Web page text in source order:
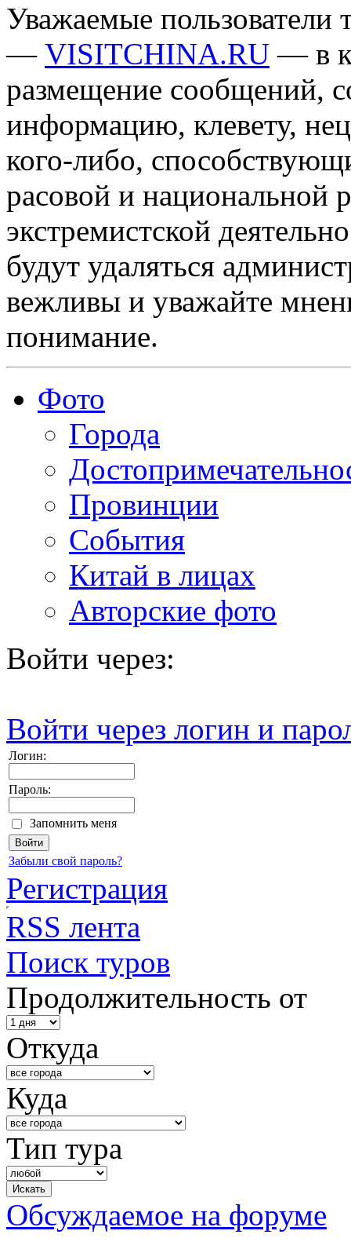
Уважаемые пользователи
— VISITCHINA.RU — в
размещение сообщений,
информацию, клевету,
кого-либо,
расовой и национальной
экстремистской
будут удаляться
вежливы и уважайте
понимание.
Фото
Города
Провинции
События
Китай в лицах
Авторские фото
Войти через:
Войти через логин и
Логин:
Пароль:
Запомнить меня
Забыли свой пароль?
Регистрация
RSS лента
Поиск туров
Продолжительность от
Откуда
Куда
Тип тура
Обсуждаемое на форуме